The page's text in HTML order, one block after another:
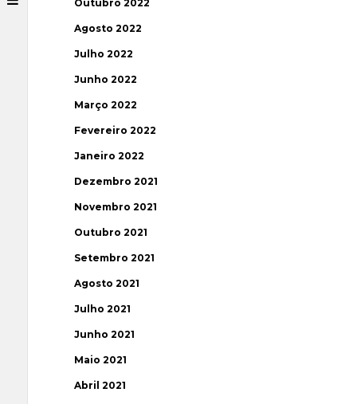
Outubro 2022
Agosto 2022
Julho 2022
Junho 2022
Março 2022
Fevereiro 2022
Janeiro 2022
Dezembro 2021
Novembro 2021
Outubro 2021
Setembro 2021
Agosto 2021
Julho 2021
Junho 2021
Maio 2021
Abril 2021